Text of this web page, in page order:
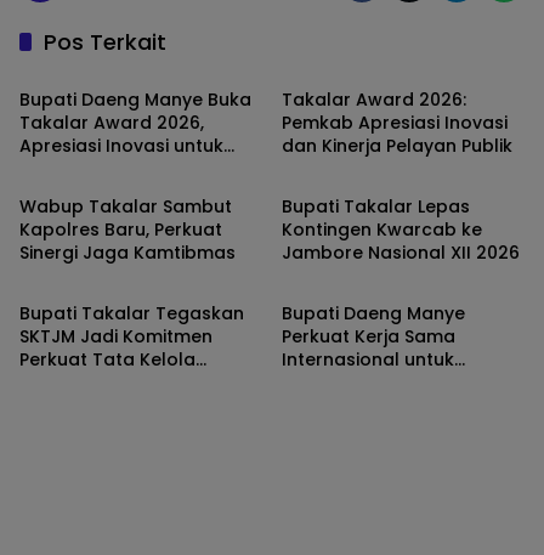
Pos Terkait
TAKALAR
Bupati Daeng Manye Buka
Takalar Award 2026,
Apresiasi Inovasi untuk
Takalar Award 2026:
Pemkab Apresiasi Inovasi
dan Kinerja Pelayan Publik
TAKALAR
Wabup Takalar Sambut
Kapolres Baru, Perkuat
Sinergi Jaga Kamtibmas
TAKALAR
Bupati Takalar Lepas
Kontingen Kwarcab ke
Jambore Nasional XII 2026
TAKALAR
Bupati Takalar Tegaskan
SKTJM Jadi Komitmen
Perkuat Tata Kelola
TAKALAR
Bupati Daeng Manye
Perkuat Kerja Sama
Internasional untuk